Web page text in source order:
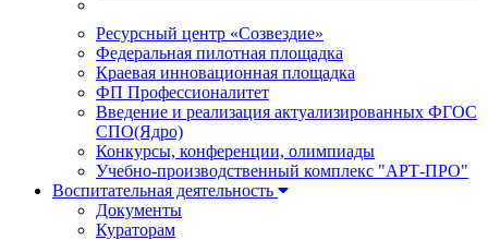
Ресурсный центр «Созвездие»
Федеральная пилотная площадка
Краевая инновационная площадка
ФП Профессионалитет
Введение и реализация актуализированных ФГОС
СПО(Ядро)
Конкурсы, конференции, олимпиады
Учебно-производственный комплекс "АРТ-ПРО"
Воспитательная деятельность
Документы
Кураторам